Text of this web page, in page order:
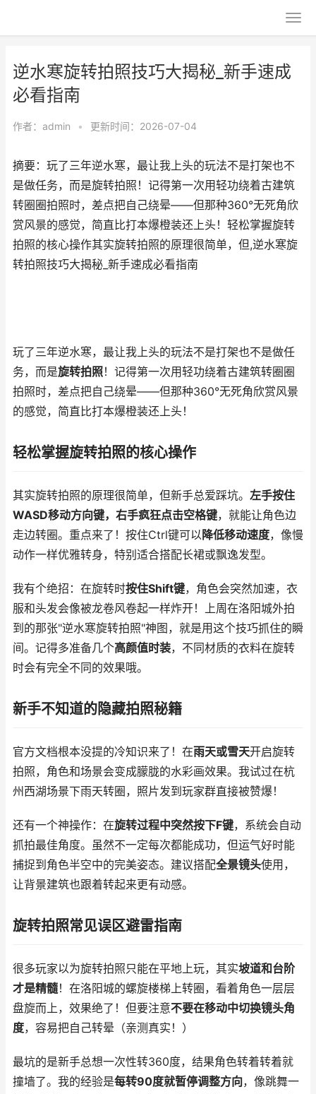
逆水寒旋转拍照技巧大揭秘_新手速成
必看指南
作者： admin • 更新时间：2026-07-04
摘要：玩了三年逆水寒，最让我上头的玩法不是打架也不
是做任务，而是旋转拍照！记得第一次用轻功绕着古建筑
转圈圈拍照时，差点把自己绕晕——但那种360°无死角欣
赏风景的感觉，简直比打本爆橙装还上头！轻松掌握旋转
拍照的核心操作其实旋转拍照的原理很简单，但,逆水寒旋
转拍照技巧大揭秘_新手速成必看指南
玩了三年逆水寒，最让我上头的玩法不是打架也不是做任
务，而是旋转拍照！记得第一次用轻功绕着古建筑转圈圈
拍照时，差点把自己绕晕——但那种360°无死角欣赏风景
的感觉，简直比打本爆橙装还上头！
轻松掌握旋转拍照的核心操作
其实旋转拍照的原理很简单，但新手总爱踩坑。 左手按住
WASD移动方向键，右手疯狂点击空格键，就能让角色边
走边转圈。重点来了！按住Ctrl键可以 降低移动速度，像慢
动作一样优雅转身，特别适合搭配长裙或飘逸发型。
我有个绝招：在旋转时按住Shift键，角色会突然加速，衣
服和头发会像被龙卷风卷起一样炸开！上周在洛阳城外拍
到的那张"逆水寒旋转拍照"神图，就是用这个技巧抓住的瞬
间。记得多准备几个高颜值时装，不同材质的衣料在旋转
时会有完全不同的效果哦。
新手不知道的隐藏拍照秘籍
官方文档根本没提的冷知识来了！在雨天或雪天开启旋转
拍照，角色和场景会变成朦胧的水彩画效果。我试过在杭
州西湖场景下雨天转圈，照片发到玩家群直接被赞爆！
还有一个神操作：在旋转过程中突然按下F键，系统会自动
抓拍最佳角度。虽然不一定每次都能成功，但运气好时能
捕捉到角色半空中的完美姿态。建议搭配全景镜头使用，
让背景建筑也跟着转起来更有动感。
旋转拍照常见误区避雷指南
很多玩家以为旋转拍照只能在平地上玩，其实坡道和台阶
才是精髓！在洛阳城的螺旋楼梯上转圈，看着角色一层层
盘旋而上，效果绝了！但要注意不要在移动中切换镜头角
度，容易把自己转晕（亲测真实！）
最坑的是新手总想一次性转360度，结果角色转着转着就
撞墙了。我的经验是每转90度就暂停调整方向，像跳舞一